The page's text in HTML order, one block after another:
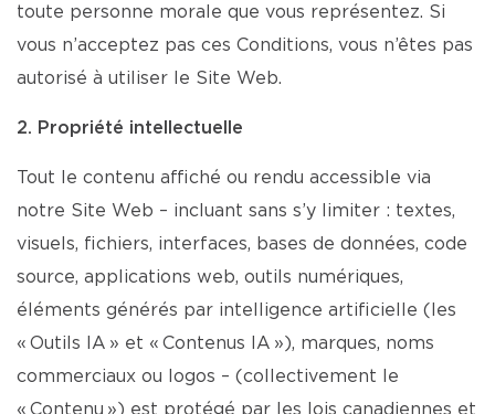
toute personne morale que vous représentez. Si
vous n’acceptez pas ces Conditions, vous n’êtes pas
autorisé à utiliser le Site Web.
2. Propriété intellectuelle
Tout le contenu affiché ou rendu accessible via
notre Site Web – incluant sans s’y limiter : textes,
visuels, fichiers, interfaces, bases de données, code
source, applications web, outils numériques,
éléments générés par intelligence artificielle (les
« Outils IA » et « Contenus IA »), marques, noms
commerciaux ou logos – (collectivement le
« Contenu ») est protégé par les lois canadiennes et